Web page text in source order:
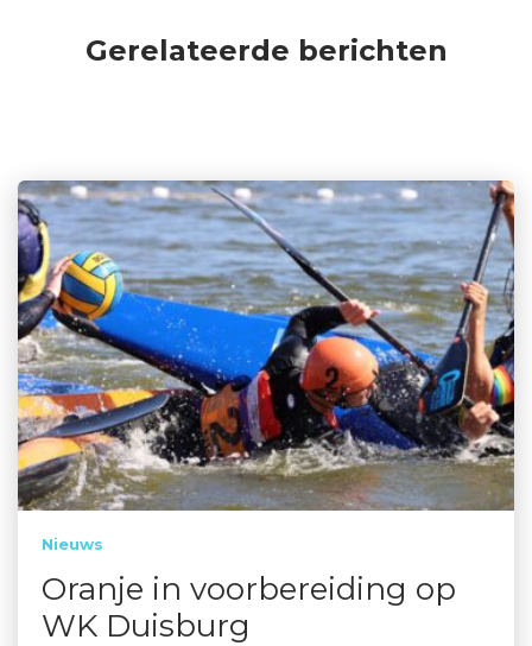
Gerelateerde berichten
Nieuws
Oranje in voorbereiding op
WK Duisburg